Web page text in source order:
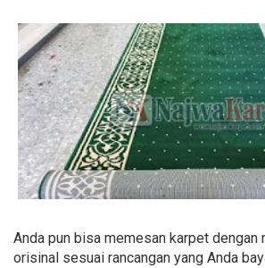
Anda pun bisa memesan karpet
orisinal sesuai rancangan yang Anda